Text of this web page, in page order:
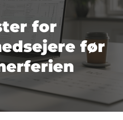
for
før